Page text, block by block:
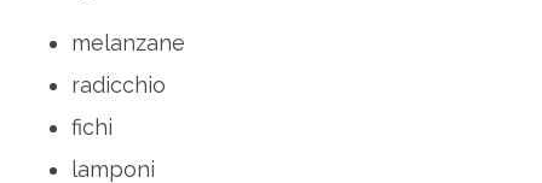
melanzane
radicchio
fichi
lamponi